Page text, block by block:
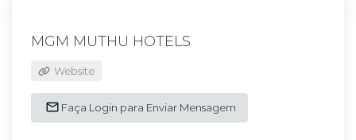
MGM MUTHU HOTELS
Website
Faça Login para Enviar Mensagem